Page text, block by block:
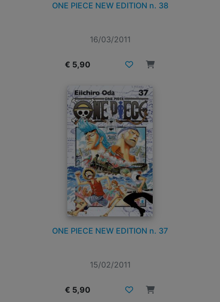
ONE PIECE NEW EDITION n. 38
16/03/2011
€ 5,90
ONE PIECE NEW EDITION n. 37
15/02/2011
€ 5,90